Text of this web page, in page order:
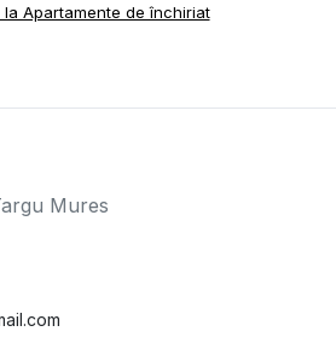
la Apartamente de închiriat
Mures